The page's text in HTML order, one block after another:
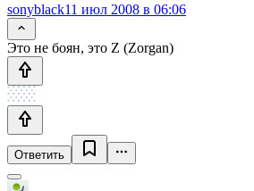
sonyblack11 июл 2008 в 06:06
Это не боян, это Z (Zorgan)
Ответить